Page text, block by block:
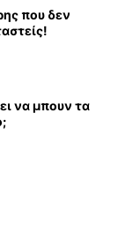
που δεν
να μπουν τα